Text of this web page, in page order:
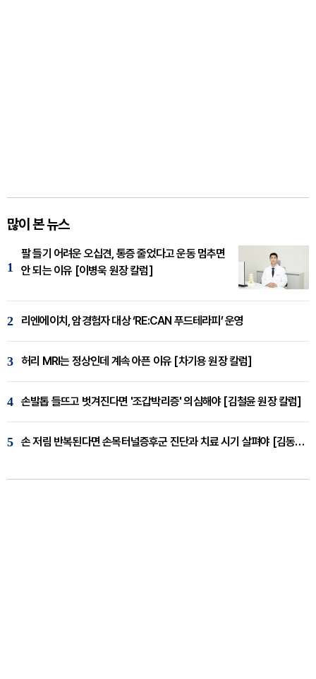
많이 본 뉴스
1
팔 들기 어려운 오십견, 통증 줄었다고 운동 멈추면
안 되는 이유 [이병욱 원장 칼럼]
2 리엔에이치, 암경험자 대상 ‘RE:CAN 푸드테라피’ 운영
3 허리 MRI는 정상인데 계속 아픈 이유 [차기용 원장 칼럼]
4 손발톱 들뜨고 벗겨진다면 '조갑박리증' 의심해야 [김철윤 원장 칼럼]
5 손 저림 반복된다면 손목터널증후군 진단과 치료 시기 살펴야 [김동현 원장 칼럼]